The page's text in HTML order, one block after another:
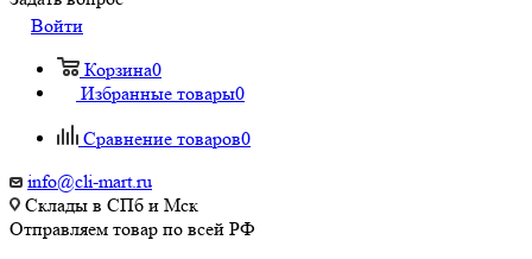
Войти
Корзина0
Избранные товары0
Сравнение товаров0
info@cli-mart.ru
Склады в СПб и Мск
Отправляем товар по всей РФ